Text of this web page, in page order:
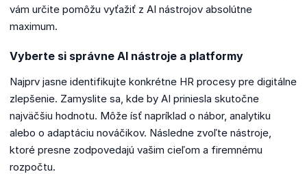
vám určite pomôžu vyťažiť z AI nástrojov absolútne
maximum.
Vyberte si správne AI nástroje a platformy
Najprv jasne identifikujte konkrétne HR procesy pre digitálne
zlepšenie. Zamyslite sa, kde by AI priniesla skutočne
najväčšiu hodnotu. Môže ísť napríklad o nábor, analytiku
alebo o adaptáciu nováčikov. Následne zvoľte nástroje,
ktoré presne zodpovedajú vašim cieľom a firemnému
rozpočtu.